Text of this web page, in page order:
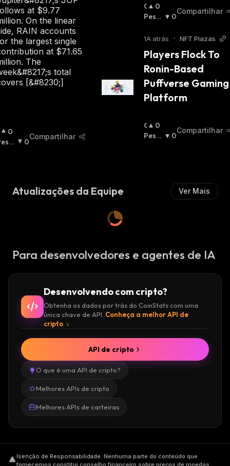
at $9.77
On the linear
RAIN accounts
the largest single
at $71.65
The
total
[&#8230;]
0
0
Compartilhar
O
T
M
S
T
A
:
0
Pessi
:
0
Compartilhar
1A atrás • NFT Plazas
Players Flock To
Ronin-Based
Puffverse Gaming
Platform
O
T
0
Pessi
0
Compartilhar
Atualizações da Equipe Ver Mais
Para desenvolvedores e agentes de IA
Desenvolvendo com cripto?
Obtenha os dados por trás do CoinStats com uma
única chave de API. Conheça a melhor API de
cripto
O que é uma API de cripto?
Melhores APIs de cripto
Melhores APIs de carteiras
API de cripto
Isenção de Responsabilidade. Nenhuma parte do conteúdo que
fornecemos constitui conselho financeiro sobre preços de moedas,